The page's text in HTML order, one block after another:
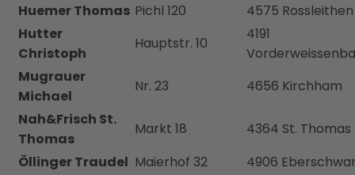
Huemer Thomas Pichl 120
4575 Rossleithen
Hutter
Christoph
Hauptstr. 10
4191
Mugrauer
Michael
Nr. 23
4656 Kirchham
Nah&Frisch St.
Thomas
Markt 18
4364 St. Thomas
Öllinger Traudel Maierhof 32
4906